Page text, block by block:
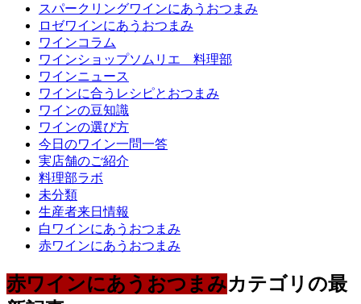
スパークリングワインにあうおつまみ
ロゼワインにあうおつまみ
ワインコラム
ワインショップソムリエ 料理部
ワインニュース
ワインに合うレシピとおつまみ
ワインの豆知識
ワインの選び方
今日のワイン一問一答
実店舗のご紹介
料理部ラボ
未分類
生産者来日情報
白ワインにあうおつまみ
赤ワインにあうおつまみ
赤ワインにあうおつまみカテゴリの最